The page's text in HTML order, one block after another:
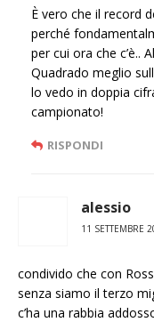
È vero che il record
perché
per cui ora che c’è..
Quadrado meglio
lo vedo in doppia
campionato!
RISPONDI
alessio
11 SETTEMBRE
condivido che con
senza siamo il terzo
c’ha una rabbia